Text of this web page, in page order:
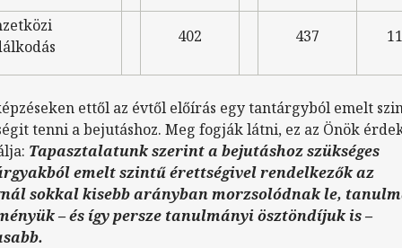
402 437
ettől az évtől előírás egy tantárgyból emelt
tenni a bejutáshoz. Meg fogják látni, ez az Önök
Tapasztalatunk szerint a bejutáshoz szükséges
emelt szintű érettségivel rendelkezők az
sokkal kisebb arányban morzsolódnak le,
– és így persze tanulmányi ösztöndíjuk is –